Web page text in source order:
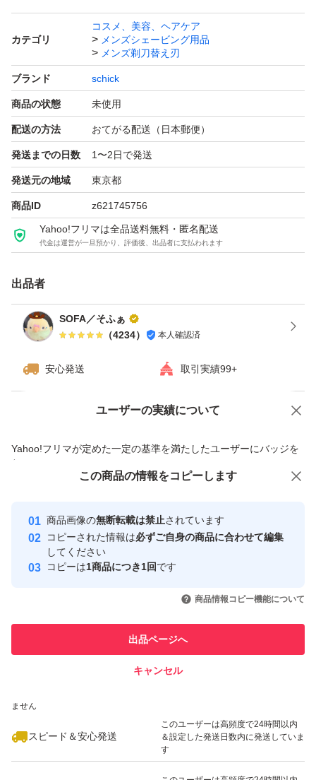
■フリップ式トリマー／細かい部分まで整えられる
■スキンガード付5枚刃／ヒリヒリから肌を守る
■皮膚科医のテスト済み
ゾーリゾーリと剃りまくって下さい！
ヾ(⌒(_*・ω・)_ 毛を刈られたの羊のように！
☆お品の特性です
製品の仕様上、剃刃部分またはケース内に白い粉末状のも
のが付着する場合がございますが、水に触れると溶けだす
ジェル部分の一部が粉末化し付着している物の為、使用上
問題は御座いません
☆梱包、配送に関しまして
売値を抑える為、下記簡易梱包です。
替刃ケース2つをまるっと緩衝材で包み
→PE袋にて密閉し
→硬めの袋に入れ発送致します
※替刃ケースの裏側、最初から空いている状態です
これらも全て新品でお包みします
金土日祝日にご購入された場合、
翌郵便局営業日以降の発送となります
#ハイドロ
#プレミアム
カテゴリ
コスメ、美容、ヘアケア
メンズシェービング用品
メンズ剃刀替え刃
ブランド schick
商品の状態 未使用
配送の方法 おてがる配送（日本郵便）
発送までの日数 1〜2日で発送
発送元の地域 東京都
商品ID z621745756
Yahoo!フリマは全品送料無料・匿名配送
代金は運営が一旦預かり、評価後、出品者に支払われます
出品者
SOFA／そふぁ
（4234） 本人確認済
安心発送 取引実績99+
ユーザーの実績について
Yahoo!フリマが定めた一定の基準を満たしたユーザーにバッジを
付与しています
安心取引出品者
心・安全なユーザーです
取引実績
引を完了させた実績があります
での取引実績があります
ません
スピード＆安心発送
このユーザーは高頻度で24時間以内
＆設定した発送日数内に発送していま
す
価格の相談 商品への質問
この商品の情報をコピーします
商品画像の無断転載は禁止されています
コピーされた情報は必ずご自身の商品に合わせて編集
してください
コピーは1商品につき1回です
商品情報コピー機能について
出品ページへ
キャンセル
この商品をみている人にオススメ